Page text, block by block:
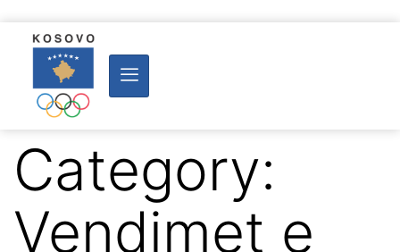
Category:
Vendimet e